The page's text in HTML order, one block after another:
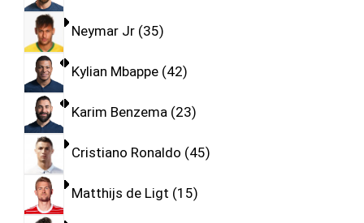
Neymar Jr 35
Kylian Mbappe 42
Karim Benzema 23
Cristiano Ronaldo 45
Matthijs de Ligt 15